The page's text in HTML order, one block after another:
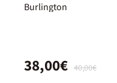
Burlington
40,00€
38,00€